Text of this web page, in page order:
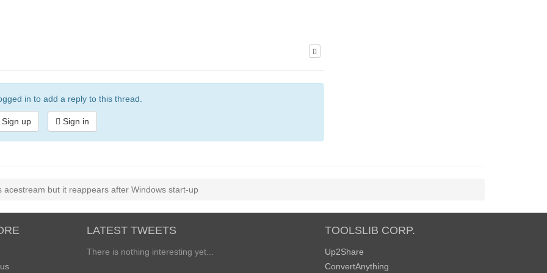
in to add a reply to this thread.
Sign up Sign in
acestream but it reappears after Windows start-up
LATEST TWEETS
There is nothing interesting yet...
TOOLSLIB CORP.
Up2Share
ConvertAnything